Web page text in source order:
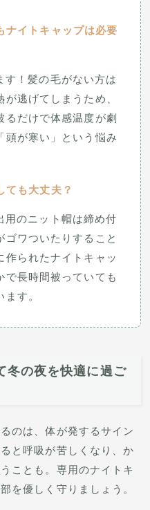
ナイトキャップは必要
す！髪の毛がない方は
逃げてしまうため、
るだけで体感温度が劇
頭が寒い」という悩み
ても大丈夫？
用のニット帽は締め付
ゴワついたりすること
作られたナイトキャッ
で長時間被っていても
す。
冬の夜を快適に過ご
のは、体が発するサイン
と呼吸が苦しくなり、か
ことも。専用のナイトキ
を優しく守りましょう。